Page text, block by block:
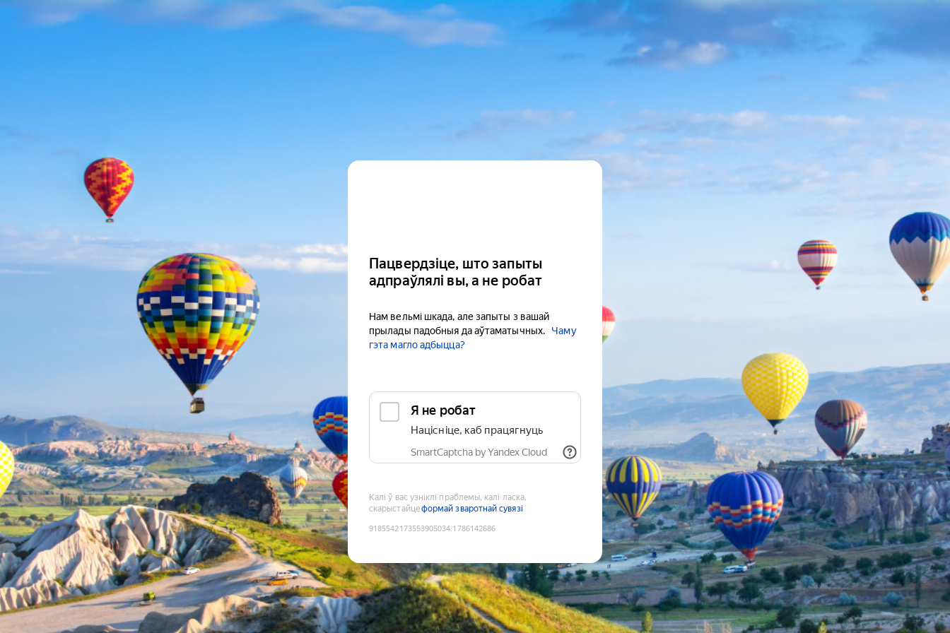
Пацвердзіце, што запыты
адпраўлялі вы, а не робат
Нам вельмі шкада, але запыты з вашай
прылады падобныя да аўтаматычных.
Чаму
гэта магло адбыцца?
Я не робат
Націсніце, каб працягнуць
SmartCaptcha by Yandex Cloud
Калі ў вас узніклі праблемы, калі ласка,
скарыстайцеформай зваротнай сувязі
9185542173553905034:1786142686